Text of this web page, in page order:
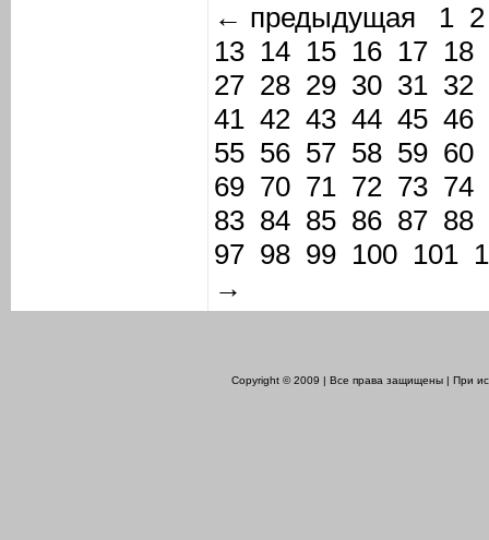
← предыдущая
1 2
13 14 15 16 17 18
27 28 29 30 31 32
41 42 43 44 45 46
55 56 57 58 59 60
69 70 71 72 73 74
83 84 85 86 87 88
97 98 99 100 101
→
Copyright © 2009 | Все права защищены | При